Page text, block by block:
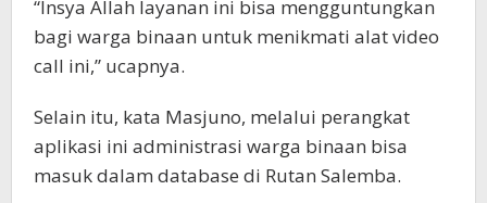
“Insya Allah layanan ini bisa mengguntungkan
bagi warga binaan untuk menikmati alat video
call ini,” ucapnya.
Selain itu, kata Masjuno, melalui perangkat
aplikasi ini administrasi warga binaan bisa
masuk dalam database di Rutan Salemba.